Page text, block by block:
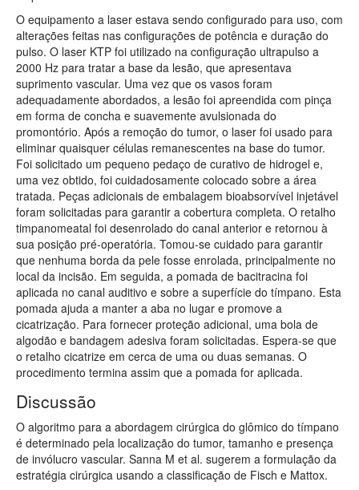
O equipamento a laser estava sendo configurado para uso, com
alterações feitas nas configurações de potência e duração do
pulso. O laser KTP foi utilizado na configuração ultrapulso a
2000 Hz para tratar a base da lesão, que apresentava
suprimento vascular. Uma vez que os vasos foram
adequadamente abordados, a lesão foi apreendida com pinça
em forma de concha e suavemente avulsionada do
promontório. Após a remoção do tumor, o laser foi usado para
eliminar quaisquer células remanescentes na base do tumor.
Foi solicitado um pequeno pedaço de curativo de hidrogel e,
uma vez obtido, foi cuidadosamente colocado sobre a área
tratada. Peças adicionais de embalagem bioabsorvível injetável
foram solicitadas para garantir a cobertura completa. O retalho
timpanomeatal foi desenrolado do canal anterior e retornou à
sua posição pré-operatória. Tomou-se cuidado para garantir
que nenhuma borda da pele fosse enrolada, principalmente no
local da incisão. Em seguida, a pomada de bacitracina foi
aplicada no canal auditivo e sobre a superfície do tímpano. Esta
pomada ajuda a manter a aba no lugar e promove a
cicatrização. Para fornecer proteção adicional, uma bola de
algodão e bandagem adesiva foram solicitadas. Espera-se que
o retalho cicatrize em cerca de uma ou duas semanas. O
procedimento termina assim que a pomada for aplicada.
Discussão
O algoritmo para a abordagem cirúrgica do glômico do tímpano
é determinado pela localização do tumor, tamanho e presença
de invólucro vascular. Sanna M et al. sugerem a formulação da
estratégia cirúrgica usando a classificação de Fisch e Mattox.